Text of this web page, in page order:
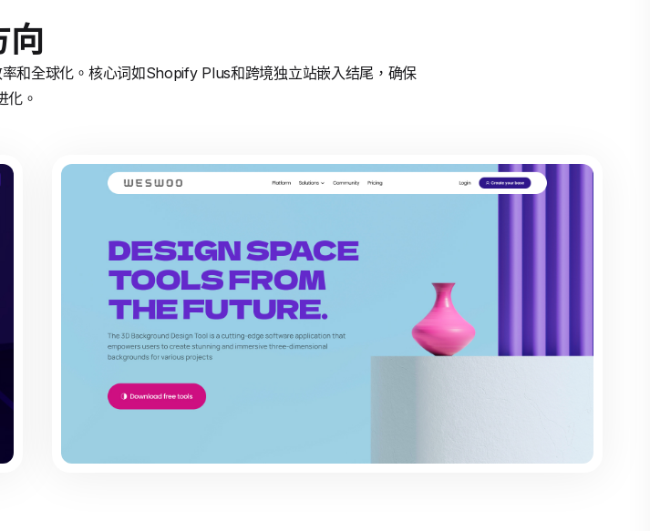
向
和全球化。核心词如Shopify Plus和跨境独立站嵌入结尾，确保
化。